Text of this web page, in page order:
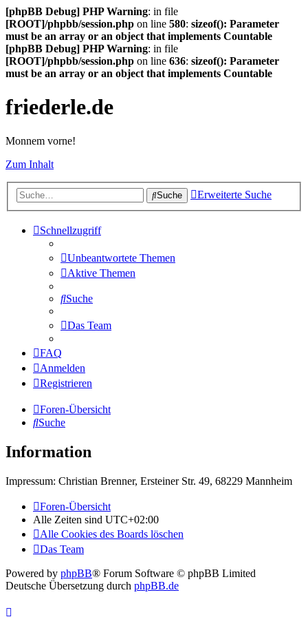
[phpBB Debug] PHP Warning: in file
[ROOT]/phpbb/session.php on line 580: sizeof(): Parameter
must be an array or an object that implements Countable
[phpBB Debug] PHP Warning: in file
[ROOT]/phpbb/session.php on line 636: sizeof(): Parameter
must be an array or an object that implements Countable
friederle.de
Monnem vorne!
Zum Inhalt
Suche Erweiterte Suche
Schnellzugriff
Unbeantwortete Themen
Aktive Themen
Suche
Das Team
FAQ
Anmelden
Registrieren
Foren-Übersicht
Suche
Information
Impressum: Christian Brenner, Ersteiner Str. 49, 68229 Mannheim
Foren-Übersicht
Alle Zeiten sind UTC+02:00
Alle Cookies des Boards löschen
Das Team
Powered by phpBB® Forum Software © phpBB Limited
Deutsche Übersetzung durch phpBB.de